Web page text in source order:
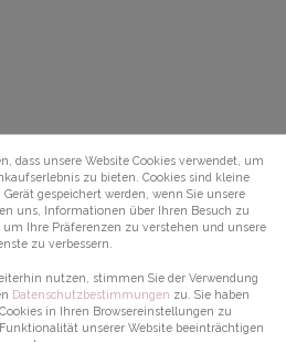
dass unsere Website Cookies verwendet, um
zu bieten. Cookies sind kleine
gespeichert werden, wenn Sie unsere
uns, Informationen über Ihren Besuch zu
Ihre Präferenzen zu verstehen und unsere
zu verbessern.
nutzen, stimmen Sie der Verwendung
Datenschutzbestimmungen zu. Sie haben
in Ihren Browsereinstellungen zu
unserer Website beeinträchtigen